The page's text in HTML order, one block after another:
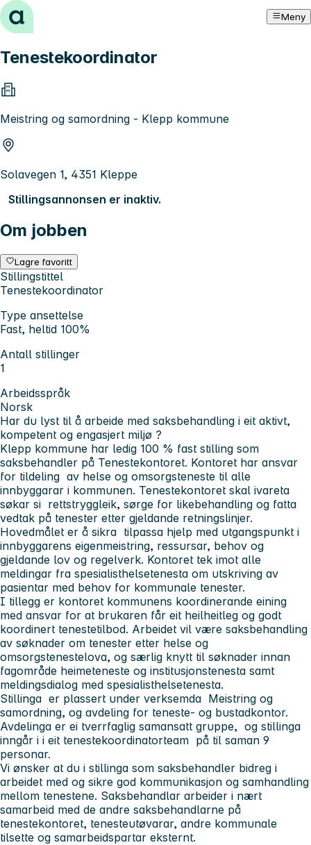
Hopp til innhold Meny
Tenestekoordinator
Meistring og samordning - Klepp kommune
Solavegen 1, 4351 Kleppe
Stillingsannonsen er inaktiv.
Om jobben
Lagre favoritt
Stillingstittel
Tenestekoordinator
Type ansettelse
Fast, heltid 100%
Antall stillinger
1
Arbeidsspråk
Norsk
Har du lyst til å arbeide med saksbehandling i eit aktivt,
kompetent og engasjert miljø ?
Klepp kommune har ledig 100 % fast stilling som
saksbehandler på Tenestekontoret. Kontoret har ansvar
for tildeling av helse og omsorgsteneste til alle
innbyggarar i kommunen. Tenestekontoret skal ivareta
søkar si rettstryggleik, sørge for likebehandling og fatta
vedtak på tenester etter gjeldande retningslinjer.
Hovedmålet er å sikra tilpassa hjelp med utgangspunkt i
innbyggarens eigenmeistring, ressursar, behov og
gjeldande lov og regelverk. Kontoret tek imot alle
meldingar fra spesialisthelsetenesta om utskriving av
pasientar med behov for kommunale tenester.
I tillegg er kontoret kommunens koordinerande eining
med ansvar for at brukaren får eit heilheitleg og godt
koordinert tenestetilbod. Arbeidet vil være saksbehandling
av søknader om tenester etter helse og
omsorgstenestelova, og særlig knytt til søknader innan
fagområde heimeteneste og institusjonstenesta samt
meldingsdialog med spesialisthelsetenesta.
Stillinga er plassert under verksemda Meistring og
samordning, og avdeling for teneste- og bustadkontor.
Avdelinga er ei tverrfaglig samansatt gruppe, og stillinga
inngår i i eit tenestekoordinatorteam på til saman 9
personar.
Vi ønsker at du i stillinga som saksbehandler bidreg i
arbeidet med og sikre god kommunikasjon og samhandling
mellom tenestene. Saksbehandlar arbeider i nært
samarbeid med de andre saksbehandlarne på
tenestekontoret, tenesteutøvarar, andre kommunale
tilsette og samarbeidspartar eksternt.